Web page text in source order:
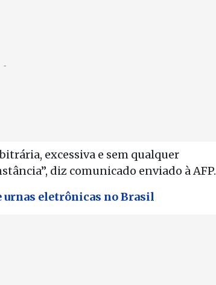
excessiva e sem qualquer
diz comunicado enviado à AFP.
urnas eletrônicas no Brasil